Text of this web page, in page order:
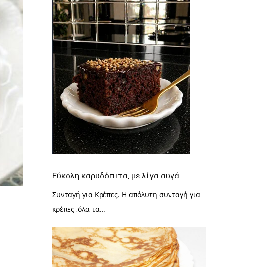
Εύκολη καρυδόπιτα, με λίγα αυγά
Συνταγή για Κρέπες. Η απόλυτη συνταγή για
κρέπες ,όλα τα...